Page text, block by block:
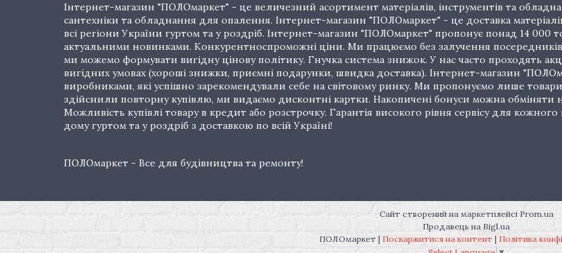
Інтернет-магазин "ПОЛОмаркет" - це величезний асортимент матеріалів, інструментів та
сантехніки та обладнання для опалення. Інтернет-магазин "ПОЛОмаркет" - це доставка
всі регіони України гуртом та у роздріб. Інтернет-магазин "ПОЛОмаркет" пропонує понад 14
актуальними новинками. Конкурентноспроможні ціни. Ми працюємо без залучення
ми можемо формувати вигідну цінову політику. Гнучка система знижок. У нас часто проходять
вигідних умовах (хороші знижки, приємні подарунки, швидка доставка). Інтернет-магазин
виробниками, які успішно зарекомендували себе на світовому ринку. Ми пропонуємо лише товари
здійснили повторну купівлю, ми видаємо дисконтні картки. Накопичені бонуси можна
Можливість купівлі товару в кредит або розстрочку. Гарантія високого рівня сервісу для
дому гуртом та у роздріб з доставкою по всій Україні!
ПОЛОмаркет - Все для будівництва та ремонту!
Сайт створений на маркетплейсі Prom.ua
Продавець на Bigl.ua
ПОЛОмаркет | Поскаржитися на контент | Політика